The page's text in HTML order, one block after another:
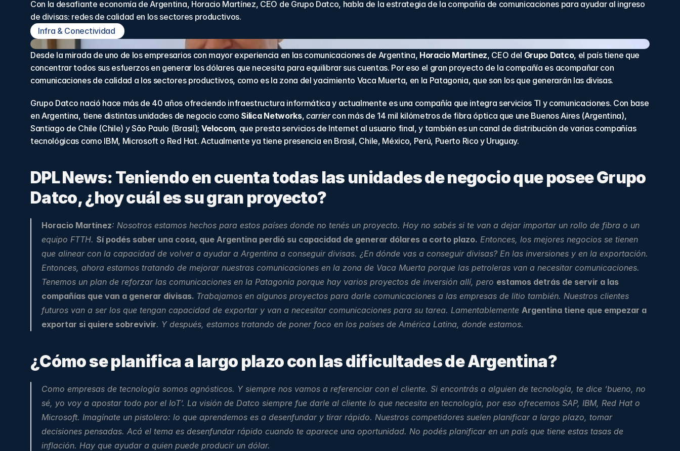
Con la desafiante economía de Argentina, Horacio Martínez, CEO de Grupo Datco, habla de la estrategia de la compañía de comunicaciones para ayudar al ingreso
de divisas: redes de calidad en los sectores productivos.
Infra & Conectividad
Desde la mirada de uno de los empresarios con mayor experiencia en las comunicaciones de Argentina, Horacio Martínez, CEO del Grupo Datco, el país tiene que
concentrar todos sus esfuerzos en generar los dólares que necesita para equilibrar sus cuentas. Por eso el gran proyecto de la compañía es acompañar con
comunicaciones de calidad a los sectores productivos, como es la zona del yacimiento Vaca Muerta, en la Patagonia, que son los que generarán las divisas.
Grupo Datco nació hace más de 40 años ofreciendo infraestructura informática y actualmente es una compañía que integra servicios TI y comunicaciones. Con base
en Argentina, tiene distintas unidades de negocio como Silica Networks, carrier con más de 14 mil kilómetros de fibra óptica que une Buenos Aires (Argentina),
Santiago de Chile (Chile) y São Paulo (Brasil); Velocom, que presta servicios de Internet al usuario final, y también es un canal de distribución de varias compañías
tecnológicas como IBM, Microsoft o Red Hat. Actualmente ya tiene presencia en Brasil, Chile, México, Perú, Puerto Rico y Uruguay.
DPL News: Teniendo en cuenta todas las unidades de negocio que posee Grupo
Datco, ¿hoy cuál es su gran proyecto?
Horacio Martínez: Nosotros estamos hechos para estos países donde no tenés un proyecto. Hoy no sabés si te van a dejar importar un rollo de fibra o un
equipo FTTH. Sí podés saber una cosa, que Argentina perdió su capacidad de generar dólares a corto plazo. Entonces, los mejores negocios se tienen
que alinear con la capacidad de volver a ayudar a Argentina a conseguir divisas. ¿En dónde vas a conseguir divisas? En las inversiones y en la exportación.
Entonces, ahora estamos tratando de mejorar nuestras comunicaciones en la zona de Vaca Muerta porque las petroleras van a necesitar comunicaciones.
Tenemos un plan de reforzar las comunicaciones en la Patagonia porque hay varios proyectos de inversión allí, pero estamos detrás de servir a las
compañías que van a generar divisas. Trabajamos en algunos proyectos para darle comunicaciones a las empresas de litio también. Nuestros clientes
futuros van a ser los que tengan capacidad de exportar y van a necesitar comunicaciones para su tarea. Lamentablemente Argentina tiene que empezar a
exportar si quiere sobrevivir. Y después, estamos tratando de poner foco en los países de América Latina, donde estamos.
¿Cómo se planifica a largo plazo con las dificultades de Argentina?
Como empresas de tecnología somos agnósticos. Y siempre nos vamos a referenciar con el cliente. Si encontrás a alguien de tecnología, te dice ‘bueno, no
sé, yo voy a apostar todo por el IoT’. La visión de Datco siempre fue darle al cliente lo que necesita en tecnología, por eso ofrecemos SAP, IBM, Red Hat o
Microsoft. Imagínate un pistolero: lo que aprendemos es a desenfundar y tirar rápido. Nuestros competidores suelen planificar a largo plazo, tomar
decisiones pensadas. Acá el tema es desenfundar rápido cuando te aparece una oportunidad. No podés planificar en un país que tiene estas tasas de
inflación. Hay que ayudar a quien puede producir un dólar.